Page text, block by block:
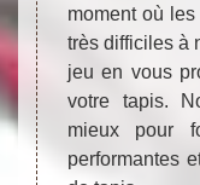
moment où
très difficiles à
jeu en vous
votre tapis.
mieux pour
performantes